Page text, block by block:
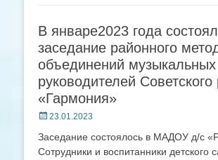
В январе2023 года
заседание районного
объединений музыкальных
руководителей
«Гармония»
Posted
23.01.2023
Заседание состоялось в МАДОУ д/с
Сотрудники и воспитанники детского